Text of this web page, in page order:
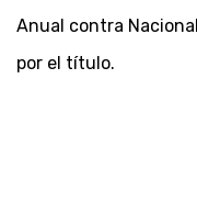
Anual contra
por el título.